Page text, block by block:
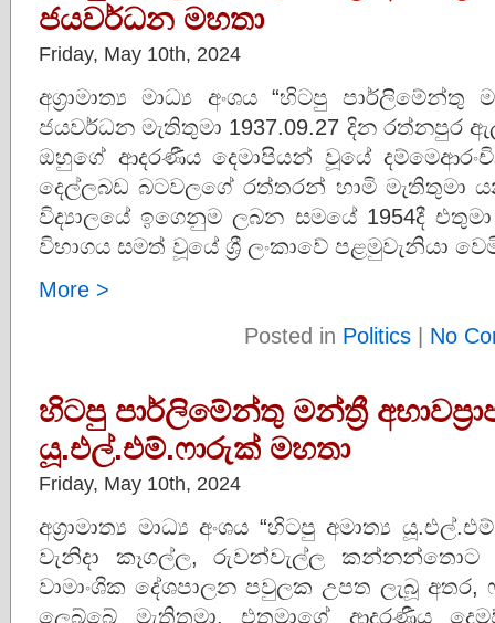
ජයවර්ධන මහතා
Friday, May 10th, 2024
අග්‍රාමාත්‍ය මාධ්‍ය අංශය “හිටපු
ජයවර්ධන මැතිතුමා 1937.09.27 දින රත්නපුර
ඔහුගේ ආදරණීය දෙමාපියන් වූයේ
දෙල්ලබඩ බටවලගේ රත්තරන් හාමි මැතිතුමා
විද්‍යාලයේ ඉගෙනුම ලබන සමයේ 1954දී
විභාගය සමත් වූයේ ශ්‍රී ලංකාවේ පළමුවැනියා
More >
Posted in Politics | No
හිටපු පාර්ලිමේන්තු මන්ත්‍රී
යූ.එල්.එම්.ෆාරුක් මහතා
Friday, May 10th, 2024
අග්‍රාමාත්‍ය මාධ්‍ය අංශය “හිටපු අමාත්‍ය
වැනිදා කෑගල්ල, රුවන්වැල්ල කන්නන්තොට
වාමාංශික දේශපාලන පවුලක උපත ලැබූ
ලෙබ්බේ මැතිතුමා, එතුමාගේ ආදරණීය